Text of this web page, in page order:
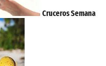
Cruceros Semana